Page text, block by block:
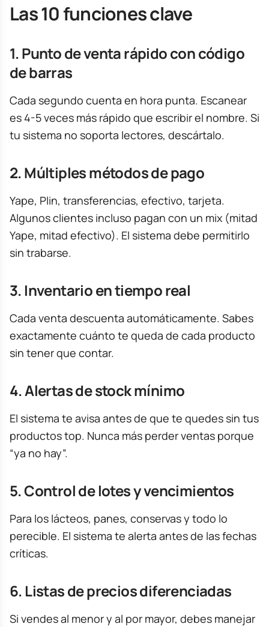
Las 10 funciones clave
1. Punto de venta rápido con código
de barras
Cada segundo cuenta en hora punta. Escanear
es 4-5 veces más rápido que escribir el nombre. Si
tu sistema no soporta lectores, descártalo.
2. Múltiples métodos de pago
Yape, Plin, transferencias, efectivo, tarjeta.
Algunos clientes incluso pagan con un mix (mitad
Yape, mitad efectivo). El sistema debe permitirlo
sin trabarse.
3. Inventario en tiempo real
Cada venta descuenta automáticamente. Sabes
exactamente cuánto te queda de cada producto
sin tener que contar.
4. Alertas de stock mínimo
El sistema te avisa antes de que te quedes sin tus
productos top. Nunca más perder ventas porque
“ya no hay”.
5. Control de lotes y vencimientos
Para los lácteos, panes, conservas y todo lo
perecible. El sistema te alerta antes de las fechas
críticas.
6. Listas de precios diferenciadas
Si vendes al menor y al por mayor, debes manejar